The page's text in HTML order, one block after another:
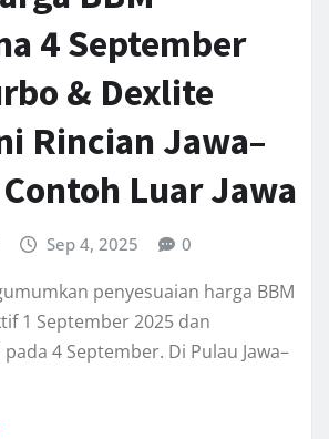
4 September
& Dexlite
Rincian Jawa–
Luar Jawa
Sep 4, 2025 0
penyesuaian harga BBM
1 September 2025 dan
4 September. Di Pulau Jawa–